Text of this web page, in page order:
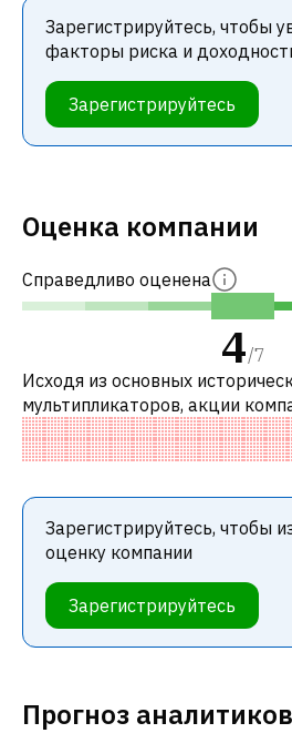
Зарегистрируйтесь, чтобы
факторы риска и
Зарегистрируйтесь
Оценка компании
Справедливо оценена
4/7
Исходя из основных
мультипликаторов, акции
оценены по сравнению с
В частности, акция компании
Зарегистрируйтесь, чтобы
оценку компании
Зарегистрируйтесь
Прогноз аналитиков